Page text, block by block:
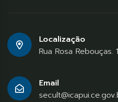
Localização
Rua Rosa Rebouças.
Email